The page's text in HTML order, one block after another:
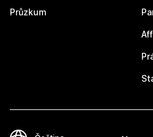
Průzkum